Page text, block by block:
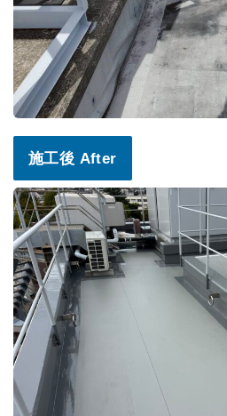
施工後 After